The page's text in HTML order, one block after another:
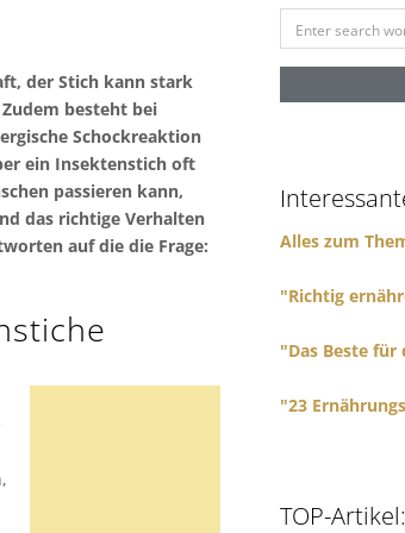
der Stich kann stark
besteht bei
Schockreaktion
ein Insektenstich oft
passieren kann,
das richtige Verhalten
auf die die Frage:
e
r
f
o
r
Alles zum
"Richtig
"Das Beste für
"23
TOP-Artikel: